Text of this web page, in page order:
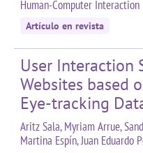
Human-Computer Interaction
Artículo en revista
User Interaction
Websites based
Eye-tracking
Aritz Sala, Myriam Arrue,
Martina Espín, Juan Eduardo